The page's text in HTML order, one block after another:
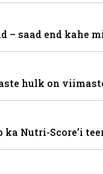
– saad end kahe
hulk on
Nutri-Score’i